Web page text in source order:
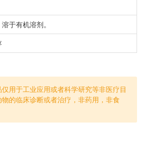
于有机溶剂。
用于工业应用或者科学研究等非医疗目
的临床诊断或者治疗，非药用，非食